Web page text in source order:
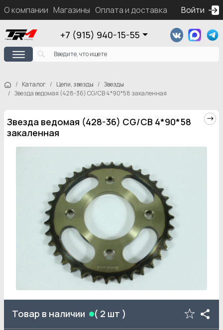
О компании Магазины Оплата и доставка Контакты
Войти
+7 (915) 940-15-55
Каталог Цепи, звезды
Звезды
Звезда ведомая (428-36) CG/CB 4*90*58 закаленная
Звезда ведомая (428-36) CG/CB 4*90*58
закаленная
Товар в наличии ( 2 шт )